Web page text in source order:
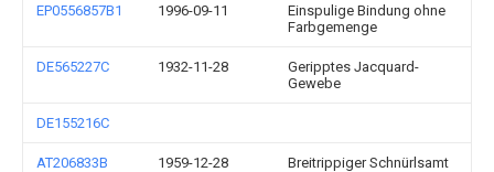
EP0556857B1 1996-09-11
Einspulige Bindung ohne
Farbgemenge
DE565227C 1932-11-28
Geripptes Jacquard-
Gewebe
DE155216C
AT206833B 1959-12-28 Breitrippiger Schnürlsamt